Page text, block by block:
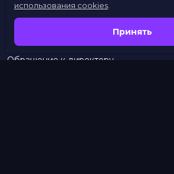
Расписание
Скоро в кино
Заведения
Обращение к директору
использования cookies
Принять